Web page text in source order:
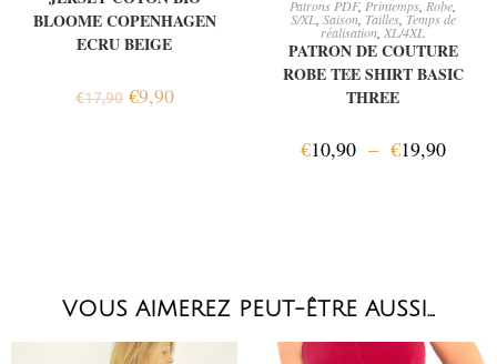
BLOOME COPENHAGEN
ECRU BEIGE
€17,90 €9,90
Patrons PDF, Printemps Robe
S/XL, Saison, Tailles, Temps de
réalisation XL/4XL
PATRON DE COUTURE
ROBE TEE SHIRT BASIC
THREE
€10,90 – €19,90
VOUS AIMEREZ PEUT-ÊTRE AUSSI…